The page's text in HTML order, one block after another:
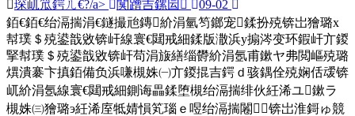
琛屼笟鍔ㄦ€?/a> 闃蹭吉鏍囩
09-02
銆€銆€绐滆揣涓€鐩撮兘鏄紒涓氫笉鎯宠鍒扮殑锛岀獪璐х
幇璞＄殑鍙戠敓锛屽線寰€閮戒細鍒版潵浜у搧涔变环鍜屽亣鍐
掔幇璞＄殑鍙戠敓锛屽苟涓旇繕缁欎紒涓氬甫鏉ヤ弗閲嶇殑璐
熼潰褰卞搷銆備负浜嗛槻姝㈠亣鍐掍吉鍔ｄ骇鍝佺殑娴佸叆锛
屼紒涓氬線寰€閮戒細鍘诲畾鍒堕槻绐滆揣绯伙紝浠ユ鏉ラ
槻姝㈢獪璐э紝浠庢牴婧愪笂瑙ｅ喅绐滆揣闂锛岀淮鎶ゅ競